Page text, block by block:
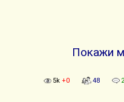
Покажи
5k +0 48